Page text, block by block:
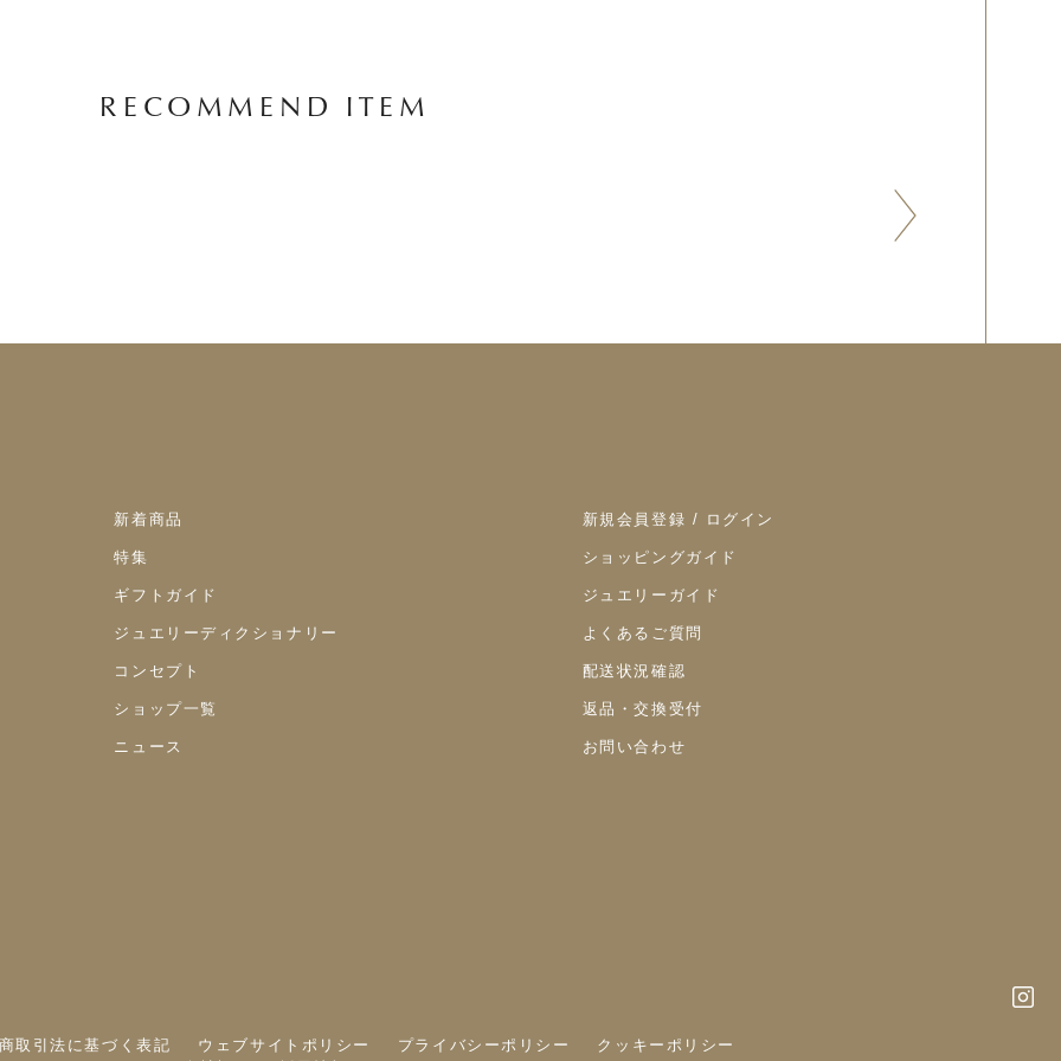
RECOMMEND ITEM
新着商品
特集
ギフトガイド
ジュエリーディクショナリー
コンセプト
ショップ一覧
ニュース
新規会員登録 / ログイン
ショッピングガイド
ジュエリーガイド
よくあるご質問
配送状況確認
返品・交換受付
お問い合わせ
取引法に基づく表記 ウェブサイトポリシー プライバシーポリシー
クッキーポリシー